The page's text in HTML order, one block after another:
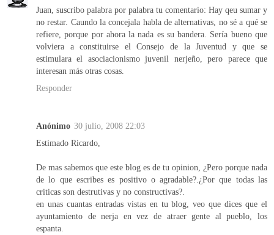
Juan, suscribo palabra por palabra tu comentario: Hay qeu sumar y
no restar. Caundo la concejala habla de alternativas, no sé a qué se
refiere, porque por ahora la nada es su bandera. Sería bueno que
volviera a constituirse el Consejo de la Juventud y que se
estimulara el asociacionismo juvenil nerjeño, pero parece que
interesan más otras cosas.
Responder
Anónimo 30 julio, 2008 22:03
Estimado Ricardo,
De mas sabemos que este blog es de tu opinion, ¿Pero porque nada
de lo que escribes es positivo o agradable?.¿Por que todas las
criticas son destrutivas y no constructivas?.
en unas cuantas entradas vistas en tu blog, veo que dices que el
ayuntamiento de nerja en vez de atraer gente al pueblo, los
espanta.